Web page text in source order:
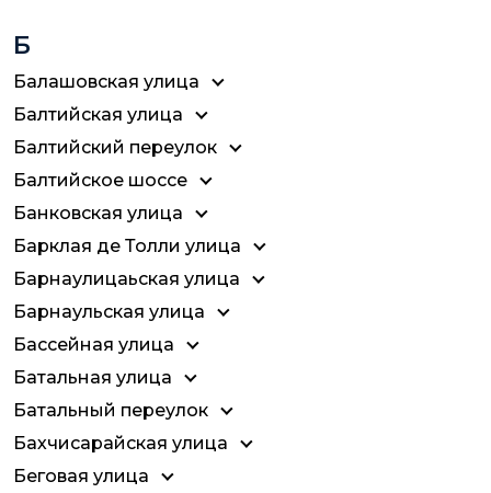
Б
Балашовская улица
Балтийская улица
Балтийский переулок
Балтийское шоссе
Банковская улица
Барклая де Толли улица
Барнаулицаьская улица
Барнаульская улица
Бассейная улица
Батальная улица
Батальный переулок
Бахчисарайская улица
Беговая улица